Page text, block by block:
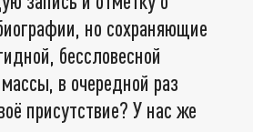
но сохраняющие
бессловесной
в очередной раз
присутствие? У нас же